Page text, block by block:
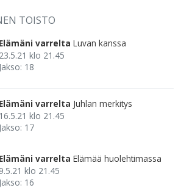
TOISTO
Elämäni varrelta Luvan kanssa
23.5.21 klo 21.45
Jakso: 18
Elämäni varrelta Juhlan merkitys
16.5.21 klo 21.45
Jakso: 17
Elämäni varrelta Elämää huolehtimassa
9.5.21 klo 21.45
Jakso: 16